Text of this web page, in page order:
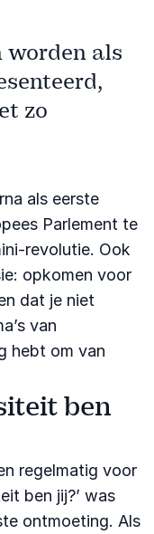
worden als
zo
als eerste
Parlement te
revolutie. Ook
opkomen voor
dat je niet
van
hebt om van
ben
regelmatig voor
ben jij?’ was
ontmoeting. Als